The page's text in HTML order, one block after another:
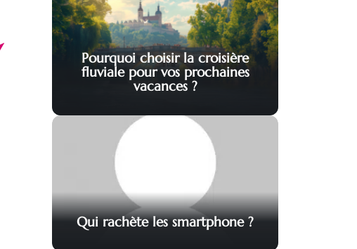
Pourquoi choisir la croisière
fluviale pour vos prochaines
vacances ?
Qui rachète les smartphone ?